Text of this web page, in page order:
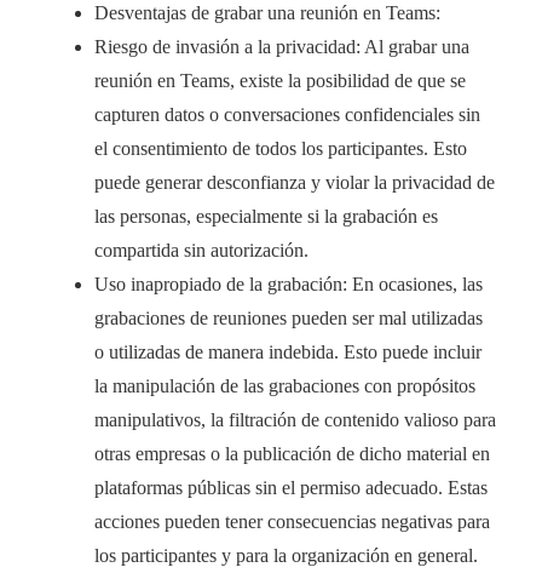
Desventajas de grabar una reunión en Teams:
Riesgo de invasión a la privacidad: Al grabar una
reunión en Teams, existe la posibilidad de que se
capturen datos o conversaciones confidenciales sin
el consentimiento de todos los participantes. Esto
puede generar desconfianza y violar la privacidad de
las personas, especialmente si la grabación es
compartida sin autorización.
Uso inapropiado de la grabación: En ocasiones, las
grabaciones de reuniones pueden ser mal utilizadas
o utilizadas de manera indebida. Esto puede incluir
la manipulación de las grabaciones con propósitos
manipulativos, la filtración de contenido valioso para
otras empresas o la publicación de dicho material en
plataformas públicas sin el permiso adecuado. Estas
acciones pueden tener consecuencias negativas para
los participantes y para la organización en general.